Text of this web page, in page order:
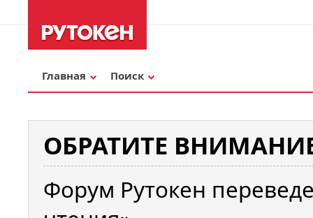
Главная Поиск
ОБРАТИТЕ
Форум Рутокен